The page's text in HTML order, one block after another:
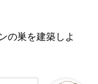
の巣を建築しよ